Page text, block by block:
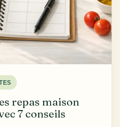
repas maison
7 conseils